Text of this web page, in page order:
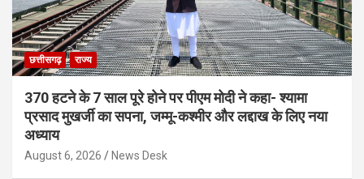
छत्तीसगढ़ राज्य
370 हटने के 7 साल पूरे होने पर पीएम मोदी ने कहा- श्यामा
प्रसाद मुखर्जी का सपना, जम्मू-कश्मीर और लद्दाख के लिए नया
अध्याय
August 6, 2026 News Desk